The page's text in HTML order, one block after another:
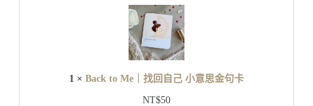
思
金
句
卡
c
k
t
o
M
｜
找
1 × Back to Me｜找回自己 小意思金句卡
NT$50